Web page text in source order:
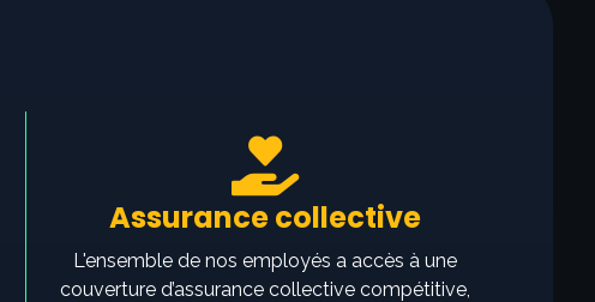
Assurance collective
L'ensemble de nos employés a accès à une
couverture d’assurance collective compétitive,